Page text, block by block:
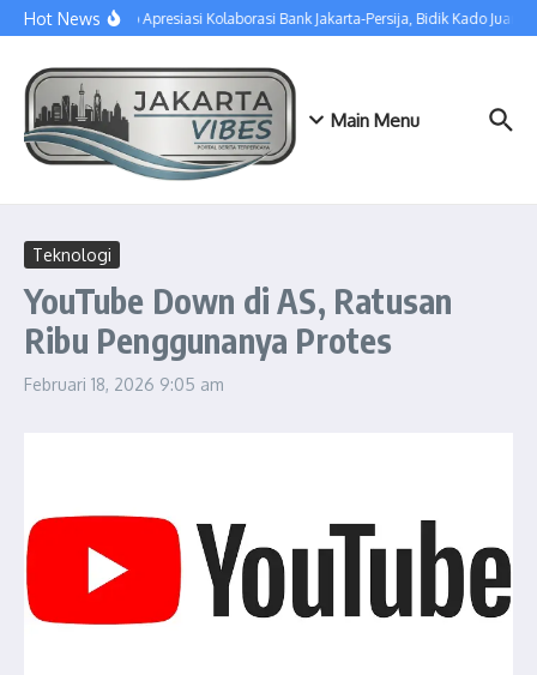
Lewati ke konten
Hot NewsPramono Apresiasi Kolaborasi Bank Jakarta-Persija, Bidik Kado Juara
Main Menu
Teknologi
YouTube Down di AS, Ratusan
Ribu Penggunanya Protes
Februari 18, 2026 9:05 am